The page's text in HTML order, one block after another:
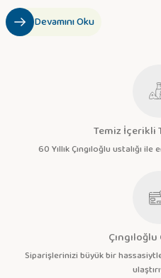
Devamını Oku
Temiz İçerikli
60 Yıllık Çıngıloğlu ustalığı
Siparişlerinizi büyük bir